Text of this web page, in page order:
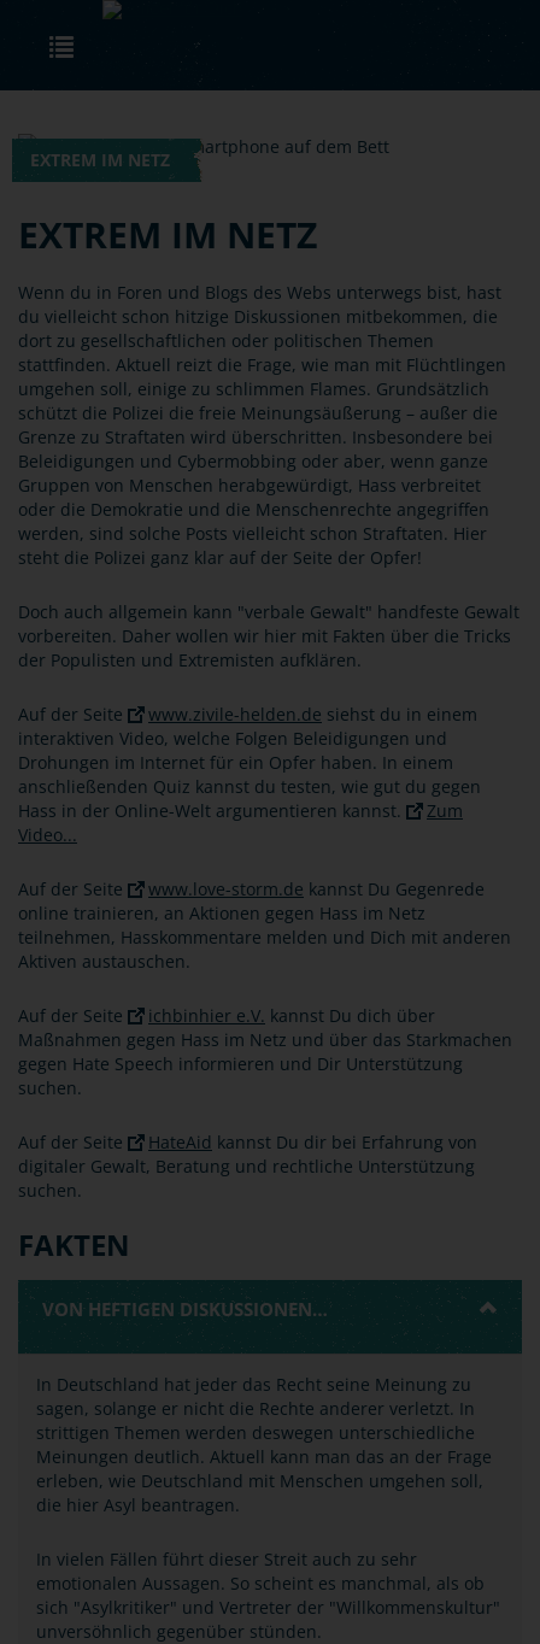
Skip to main content
EXTREM IM NETZ
EXTREM IM NETZ
Wenn du in Foren und Blogs des Webs unterwegs bist, hast
du vielleicht schon hitzige Diskussionen mitbekommen, die
dort zu gesellschaftlichen oder politischen Themen
stattfinden. Aktuell reizt die Frage, wie man mit Flüchtlingen
umgehen soll, einige zu schlimmen Flames. Grundsätzlich
schützt die Polizei die freie Meinungsäußerung – außer die
Grenze zu Straftaten wird überschritten. Insbesondere bei
Beleidigungen und Cybermobbing oder aber, wenn ganze
Gruppen von Menschen herabgewürdigt, Hass verbreitet
oder die Demokratie und die Menschenrechte angegriffen
werden, sind solche Posts vielleicht schon Straftaten. Hier
steht die Polizei ganz klar auf der Seite der Opfer!
Doch auch allgemein kann "verbale Gewalt" handfeste Gewalt
vorbereiten. Daher wollen wir hier mit Fakten über die Tricks
der Populisten und Extremisten aufklären.
Auf der Seite www.zivile-helden.de siehst du in einem
interaktiven Video, welche Folgen Beleidigungen und
Drohungen im Internet für ein Opfer haben. In einem
anschließenden Quiz kannst du testen, wie gut du gegen
Hass in der Online-Welt argumentieren kannst.
Zum
Video...
Auf der Seite www.love-storm.de kannst Du Gegenrede
online trainieren, an Aktionen gegen Hass im Netz
teilnehmen, Hasskommentare melden und Dich mit anderen
Aktiven austauschen.
Auf der Seite ichbinhier e.V. kannst Du dich über
Maßnahmen gegen Hass im Netz und über das Starkmachen
gegen Hate Speech informieren und Dir Unterstützung
suchen.
Auf der Seite HateAid kannst Du dir bei Erfahrung von
digitaler Gewalt, Beratung und rechtliche Unterstützung
suchen.
FAKTEN
VON HEFTIGEN DISKUSSIONEN…
In Deutschland hat jeder das Recht seine Meinung zu
sagen, solange er nicht die Rechte anderer verletzt. In
strittigen Themen werden deswegen unterschiedliche
Meinungen deutlich. Aktuell kann man das an der Frage
erleben, wie Deutschland mit Menschen umgehen soll,
die hier Asyl beantragen.
In vielen Fällen führt dieser Streit auch zu sehr
emotionalen Aussagen. So scheint es manchmal, als ob
sich "Asylkritiker" und Vertreter der "Willkommenskultur"
unversöhnlich gegenüber stünden.